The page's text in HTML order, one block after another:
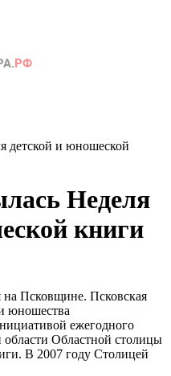
детской и юношеской
Неделя
книги
на Псковщине. Псковская
юношества
ежегодного
области Областной столицы
В 2007 году Столицей